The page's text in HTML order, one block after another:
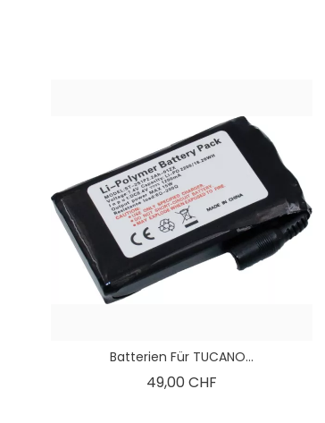
Batterien Für TUCANO...
49,00 CHFPreis